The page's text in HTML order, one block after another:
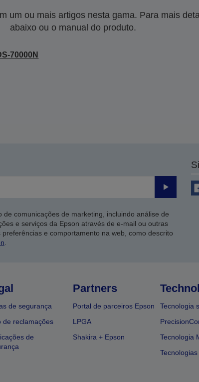
um ou mais artigos nesta gama. Para mais
abaixo ou o manual do produto.
70000N
Enviar
comunicações de marketing, incluindo análise de
e serviços da Epson através de e-mail ou outras
e comportamento na web, como descrito
de segurança
de reclamações
de
Partners
Portal de parceiros Epson
LPGA
Shakira + Epson
Tecnologia
Tecnologia